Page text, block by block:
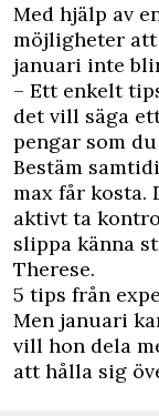
Med hjälp av
möjligheter
januari inte
– Ett enkelt
det vill säga
pengar som
Bestäm
max får kosta.
aktivt ta
slippa känna
Therese.
5 tips från
Men januari
vill hon dela
att hålla sig